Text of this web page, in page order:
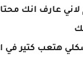
عارف انك
هتعب كتير في